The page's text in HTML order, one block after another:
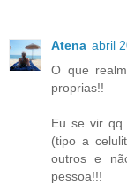
Atena abril
O que
proprias!!
Eu se vir qq
(tipo a
outros e
pessoa!!!